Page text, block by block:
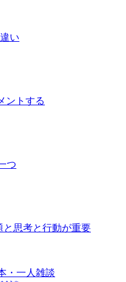
い
ントする
つ
と思考と行動が重要
・一人雑談